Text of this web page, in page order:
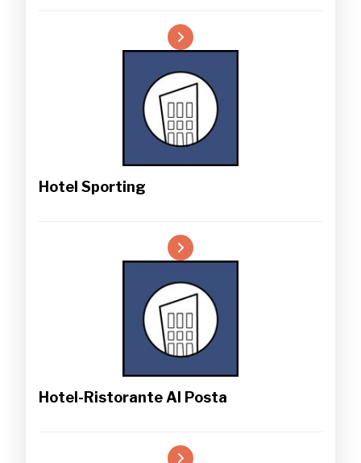
Hotel Sporting
Hotel-Ristorante Al Posta